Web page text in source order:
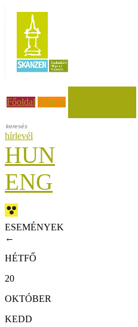
Főoldal Rólunk
hírlevél
HUN
ENG
ESEMÉNYEK
←
HÉTFŐ
20
OKTÓBER
KEDD